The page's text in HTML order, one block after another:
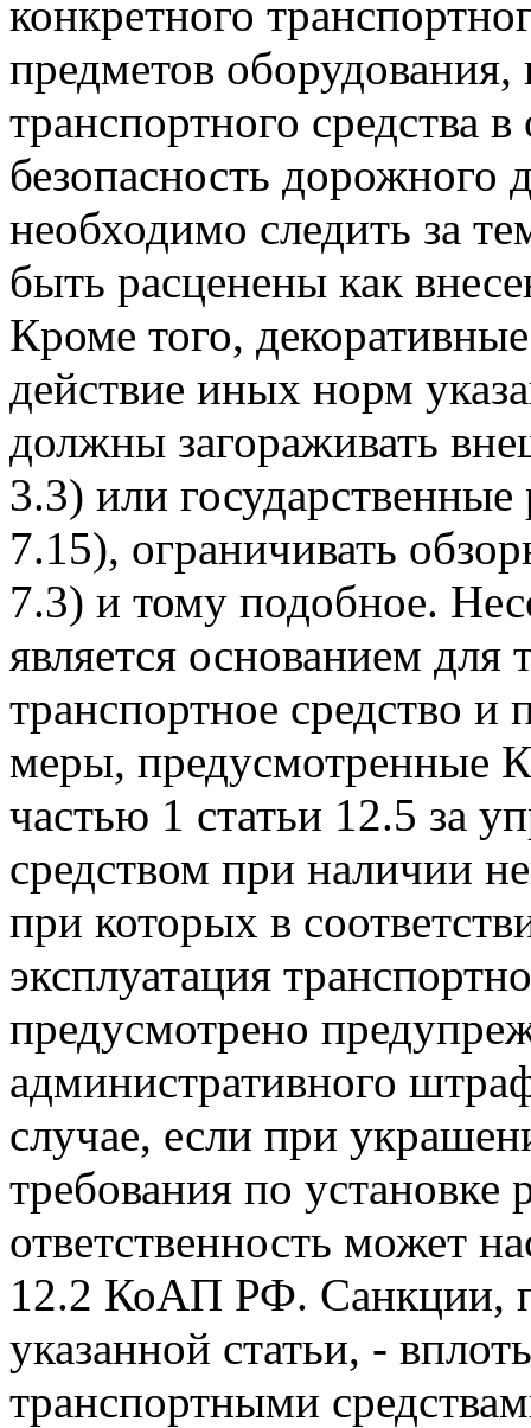
конкретного
предметов
транспортного средства
безопасность дорожного
необходимо следить за
быть расценены как
Кроме того,
действие иных норм
должны загораживать
3.3) или
7.15), ограничивать
7.3) и тому подобное.
является основанием для
транспортное средство и
меры, предусмотренные
частью 1 статьи 12.5 за
средством при наличии
при которых в
эксплуатация
предусмотрено
административного
случае, если при
требования по установке
ответственность может
12.2 КоАП РФ. Санкции,
указанной статьи, -
транспортными